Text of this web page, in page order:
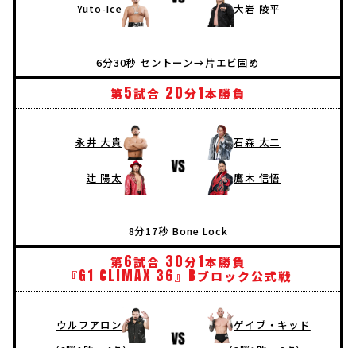
Yuto-Ice
大岩 陵平
6分30秒 セントーン→片エビ固め
第5試合 20分1本勝負
永井 大貴
辻 陽太
石森 太二
鷹木 信悟
8分17秒 Bone Lock
第6試合 30分1本勝負
『G1 CLIMAX 36』 Bブロック公式戦
ウルフアロン
ゲイブ・キッド